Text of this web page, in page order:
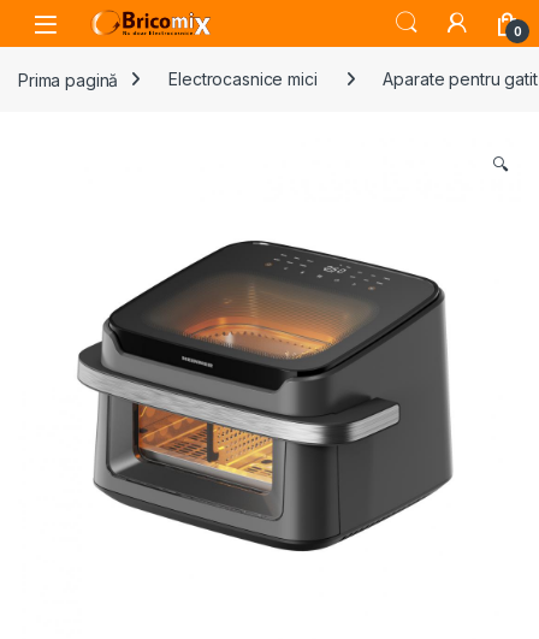
Skip to navigation
Skip to content
Open 0
Prima pagină Electrocasnice mici Aparate pentru gatit
🔍